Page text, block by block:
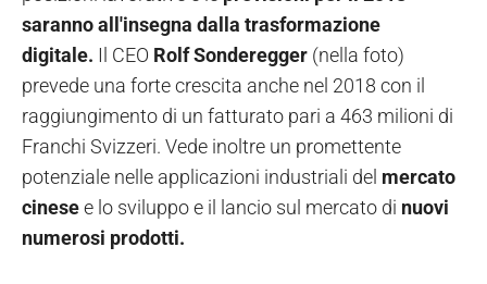
saranno all'insegna dalla trasformazione
digitale. Il CEO Rolf Sonderegger (nella foto)
prevede una forte crescita anche nel 2018 con il
raggiungimento di un fatturato pari a 463 milioni di
Franchi Svizzeri. Vede inoltre un promettente
potenziale nelle applicazioni industriali del mercato
cinesee lo sviluppo e il lancio sul mercato di nuovi
numerosi prodotti.